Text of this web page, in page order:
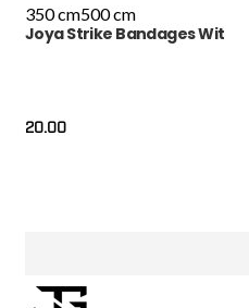
350 cm500 cm
Joya Strike Bandages Wit
20.00